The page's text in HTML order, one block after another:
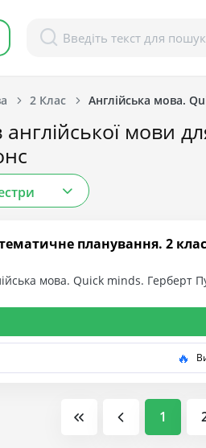
2 Клас Англійська мова.
англійської мови
планування. 2
мова. Quick minds. Герберт
🔥
1